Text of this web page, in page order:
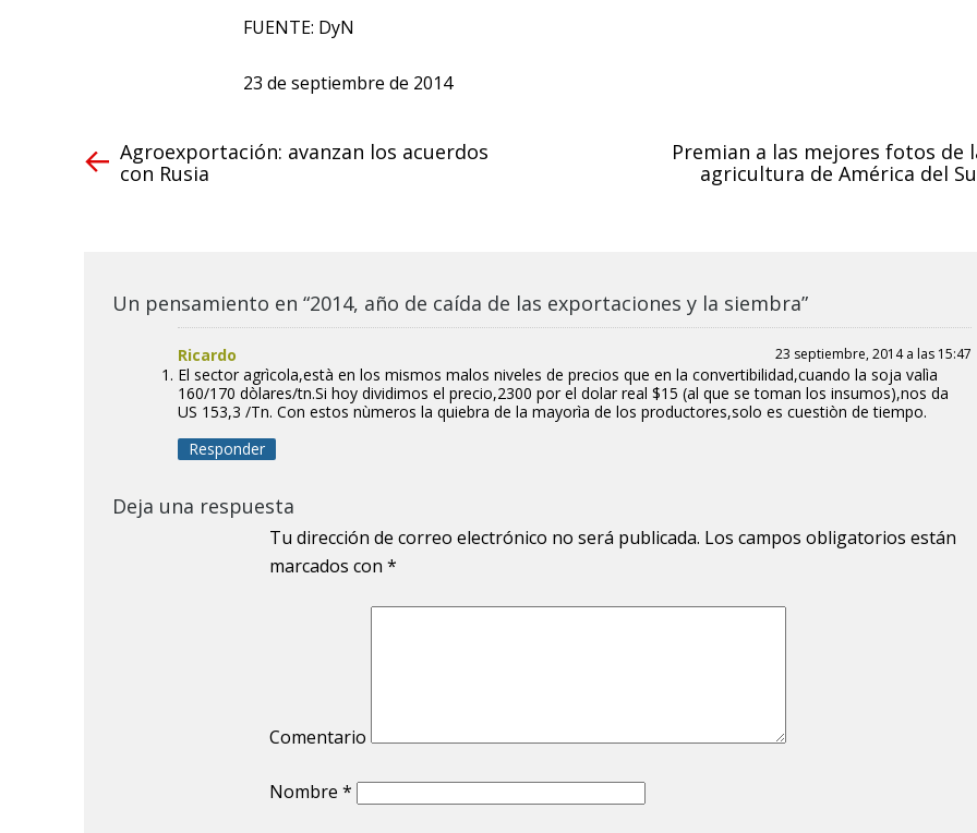
FUENTE: DyN
23 de septiembre de 2014
Agroexportación: avanzan los acuerdos
con Rusia
Premian a las mejores fotos de
agricultura de América del
Un pensamiento en “2014, año de caída de las exportaciones y la siembra”
Ricardo 23 septiembre, 2014 a las 15:47
El sector agrìcola,està en los mismos malos niveles de precios que en la convertibilidad,cuando la soja valìa
160/170 dòlares/tn.Si hoy dividimos el precio,2300 por el dolar real $15 (al que se toman los insumos),nos da
US 153,3 /Tn. Con estos nùmeros la quiebra de la mayorìa de los productores,solo es cuestiòn de tiempo.
Responder
Deja una respuesta
Tu dirección de correo electrónico no será publicada. Los campos obligatorios están
marcados con *
Comentario
Nombre *